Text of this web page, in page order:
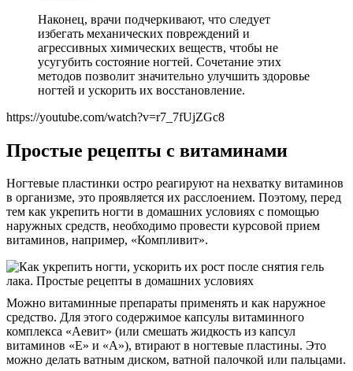
Наконец, врачи подчеркивают, что следует
избегать механических повреждений и
агрессивных химических веществ, чтобы не
усугубить состояние ногтей. Сочетание этих
методов позволит значительно улучшить здоровье
ногтей и ускорить их восстановление.
https://youtube.com/watch?v=r7_7fUjZGc8
Простые рецепты с витаминами
Ногтевые пластинки остро реагируют на нехватку витаминов
в организме, это проявляется их расслоением. Поэтому, перед
тем как укрепить ногти в домашних условиях с помощью
наружных средств, необходимо провести курсовой прием
витаминов, например, «Компливит».
Можно витаминные препараты применять и как наружное
средство. Для этого содержимое капсулы витаминного
комплекса «Аевит» (или смешать жидкость из капсул
витаминов «Е» и «А»), втирают в ногтевые пластины. Это
можно делать ватным диском, ватной палочкой или пальцами.